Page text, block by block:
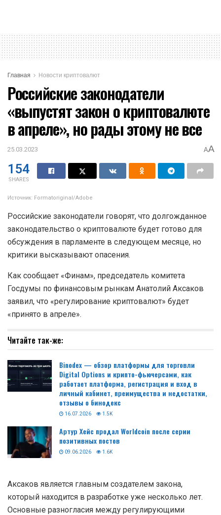
Главная Новости криптовалют
Российские законодатели
«выпустят закон о криптовалюте
в апреле», но рады этому не все
25.03.2023 AA
154
SHARES
Источник: Formatoriginal/Adobe
Российские законодатели говорят, что долгожданное
законодательство о криптовалюте будет готово для
обсуждения в парламенте в следующем месяце, но
критики высказывают опасения.
Как сообщает «Финам», председатель комитета
Госдумы по финансовым рынкам Анатолий Аксаков
заявил, что «регулирование криптовалют» будет
«принято в апреле».
Читайте так-же:
Binodex — обзор платформы для торговли
Digital Options и крипто-фьючерсами, как
работает платформа, регистрация и вход в
личный кабинет, преимущества и недостатки,
отзывы о бинодекс
16.07.2026 1.5K
Артур Хейс продал Worldcoin после серии
позитивных постов
09.06.2026 1.6K
Аксаков является главным создателем закона,
который находится в разработке уже несколько лет.
Основные разногласия между регулирующими